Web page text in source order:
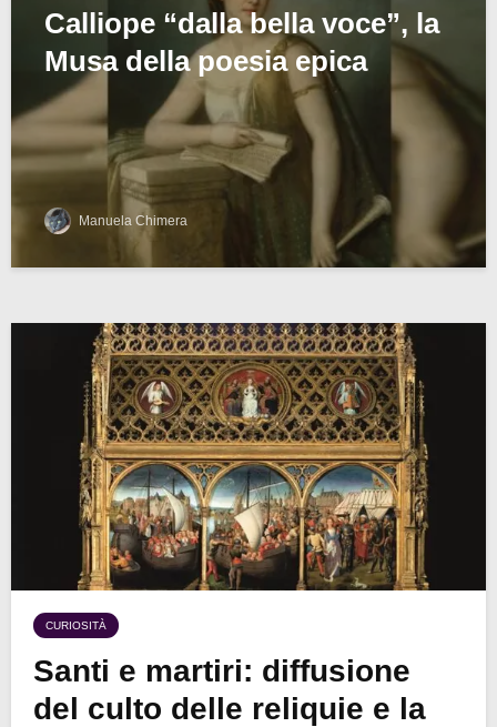
Calliope “dalla bella voce”, la
Musa della poesia epica
Manuela Chimera
CURIOSITÀ
Santi e martiri: diffusione
del culto delle reliquie e la